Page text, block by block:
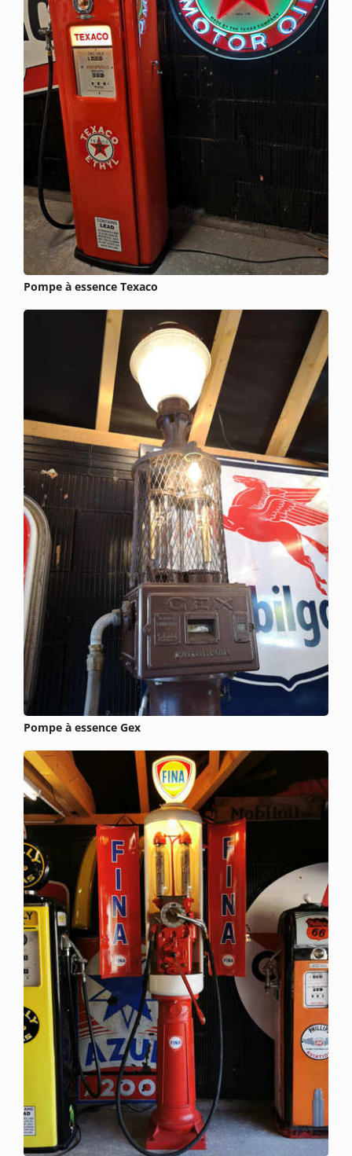
Pompe à essence Texaco
Pompe à essence Gex